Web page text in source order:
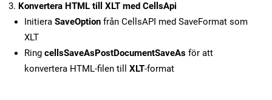
Konvertera HTML till XLT med CellsApi
Initiera SaveOption från CellsAPI med SaveFormat som
XLT
Ring cellsSaveAsPostDocumentSaveAs för att
konvertera HTML-filen till XLT-format